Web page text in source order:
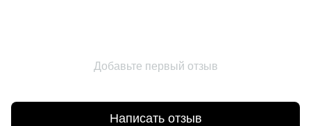
Добавьте первый отзыв
Написать отзыв